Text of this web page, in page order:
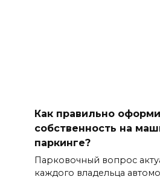
Как правильно
собственность на
паркинге?
Парковочный вопрос
каждого владельца